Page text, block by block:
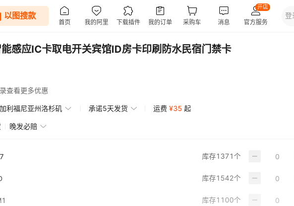
感应IC卡取电开关宾馆ID房卡印刷防水民宿门禁卡
查看更多优惠
加利福尼亚州洛杉矶 承诺5天发货 运费 ¥35 起
晚发必赔
库存1371个
库存1542个
库存1100个